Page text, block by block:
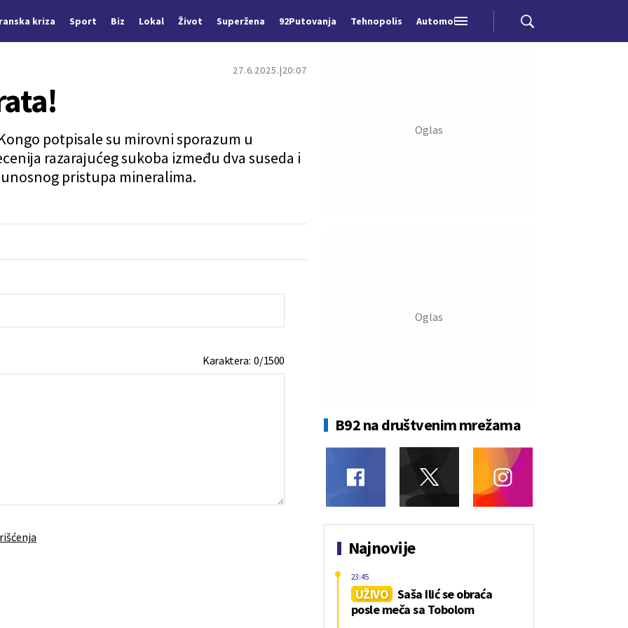
kriza Sport Biz Lokal Život Superžena 92Putovanja Tehnopolis Automobili
27.6.2025. 20:07
potpisale su mirovni sporazum u
razaraјućeg sukoba između dva suseda i
pristupa mineralima.
Karaktera:0/1500
B92 na društvenim mrežama
Najnovije
UŽIVO Saša Ilić se obraća
posle meča sa Tobolom
23:45